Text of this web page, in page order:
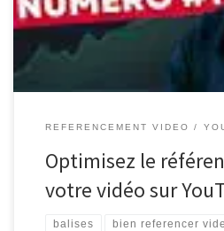
vos vidéos. Voici quelques conseils
référencement de vos vidéos […]
REFERENCEMENT VIDEO
Optimisez le
votre vidéo sur
balises bien referencer